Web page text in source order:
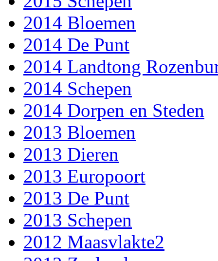
2014 Bloemen
2014 De Punt
2014 Landtong
2014 Schepen
2014 Dorpen en Steden
2013 Bloemen
2013 Dieren
2013 Europoort
2013 De Punt
2013 Schepen
2012 Maasvlakte2